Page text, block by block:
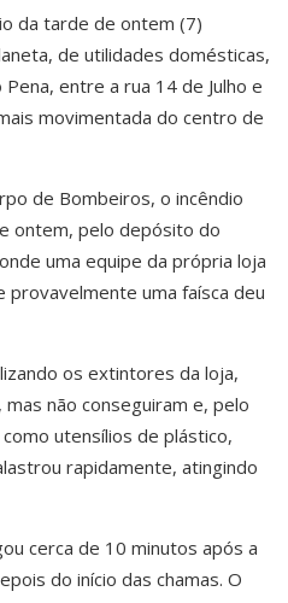
da tarde de ontem (7)
de utilidades domésticas,
entre a rua 14 de Julho e
movimentada do centro de
de Bombeiros, o incêndio
ontem, pelo depósito do
uma equipe da própria loja
provavelmente uma faísca deu
os extintores da loja,
não conseguiram e, pelo
utensílios de plástico,
rapidamente, atingindo
cerca de 10 minutos após a
do início das chamas. O